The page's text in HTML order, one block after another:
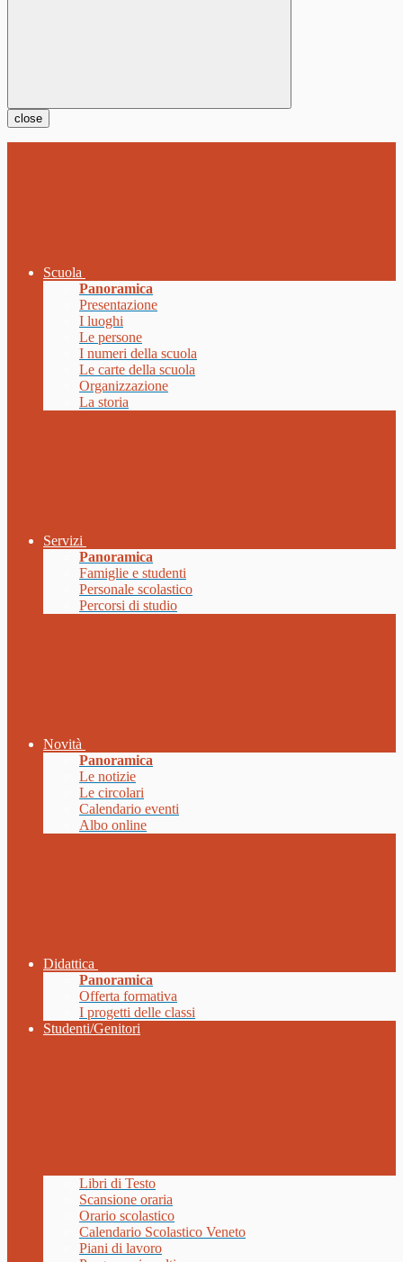
close
Scuola
Panoramica
Presentazione
I luoghi
Le persone
I numeri della scuola
Le carte della scuola
Organizzazione
La storia
Servizi
Panoramica
Famiglie e studenti
Personale scolastico
Percorsi di studio
Novità
Panoramica
Le notizie
Le circolari
Calendario eventi
Albo online
Didattica
Panoramica
Offerta formativa
I progetti delle classi
Studenti/Genitori
Libri di Testo
Scansione oraria
Orario scolastico
Calendario Scolastico Veneto
Piani di lavoro